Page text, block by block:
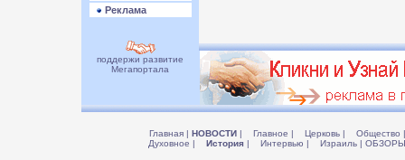
Реклама
поддержи развитие
Мегапортала
Главная | НОВОСТИ | Главное | Церковь | Общество |
Духовное | История | Интервью | Израиль |